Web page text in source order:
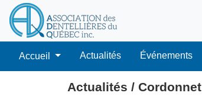
Accueil Actualités Événements
Actualités / Cordonnet